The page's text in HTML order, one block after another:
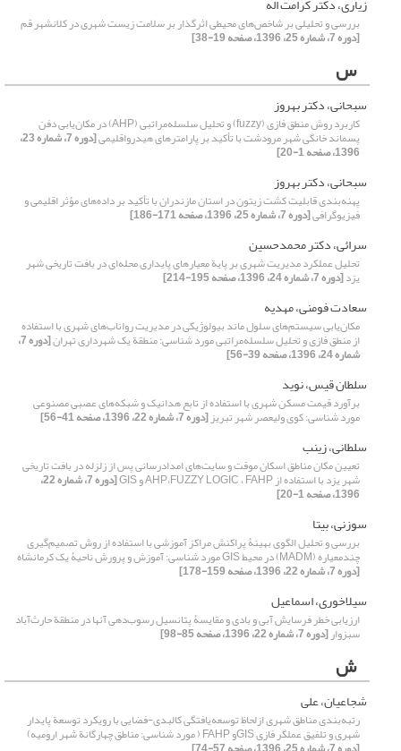
زیاری، دکتر کرامت اله
بررسی و تحلیلی بر ‌‌شاخص‌های محیطی اثرگذار بر سلامت زیست شهری در کلانشهر قم
[دوره 7، شماره 25، 1396، صفحه 19-38]
س
سبحانی، دکتر بهروز
کاربرد روش منطق فازی (fuzzy) و تحلیل سلسله‌مراتبی (AHP) در مکان‌یابی دفن
پسماند خانگی شهر مرودشت با تأکید بر پارامترهای هیدرواقلیمی [دوره 7، شماره 23،
1396، صفحه 1-20]
سبحانی، دکتر بهروز
پهنه‌بندی قابلیت کشت زیتون در استان مازندران با تأکید بر داده‌های مؤثر اقلیمی و
فیزیوگرافی[دوره 7، شماره 25، 1396، صفحه 171-186]
سرائی، دکتر محمد‌حسین
تحلیل عملکرد مدیریت شهری بر پایة معیارهای پایداری محله‌‌ای در بافت تاریخی شهر
یزد[دوره 7، شماره 24، 1396، صفحه 195-214]
سعادت فومنی، مهدیه
مکان‌‌‌یابی سیستم‌های سلول ماند بیولوژیکی در مدیریت رواناب‌‌های شهری با استفاده
از منطق فازی و تحلیل سلسله‌مراتبی مورد شناسی: منطقة یک شهرداری تهران [دوره 7،
شماره 24، 1396، صفحه 39-56]
سلطان قیس، نوید
برآورد قیمت مسکن شهری با استفاده از تابع هدانیک و شبکه‌های عصبی مصنوعی
مورد شناسی: کوی ولیعصر شهر تبریز[دوره 7، شماره 22، 1396، صفحه 41-56]
سلطانی، زینب
تعیین مکان مناطق اسکان موقت و سایت‌های امداد‌رسانی پس از زلزله در بافت تاریخی
شهر یزد با استفاده از AHP،FUZZY LOGIC ، FAHP و GIS [دوره 7، شماره 22،
1396، صفحه 1-20]
سوزنی، بیتا
بررسی و تحلیل الگوی بهینۀ پراکنش مراکز آموزشی با استفاده از روش تصمیم‌گیری
چند‌معیاره (MADM) در محیط GIS مورد شناسی: آموزش ‌و ‌پرورش ناحیۀ یک کرمانشاه
[دوره 7، شماره 22، 1396، صفحه 159-178]
سیلاخوری، اسماعیل
ارزیابی خطر فرسایش آبی و بادی و مقایسۀ پتانسیل رسوب‌دهی آنها در منطقة حارث‌آباد
سبزوار[دوره 7، شماره 22، 1396، صفحه 85-98]
ش
شجاعیان، علی
رتبه‌بندی مناطق شهری ازلحاظِ توسعه‌یافتگی کالبدی-فضایی با رویکرد توسعة پایدار
شهری و تلفیق عملگر فازی GISو FAHP ( مورد شناسی: مناطق چهارگانة شهر ارومیه)